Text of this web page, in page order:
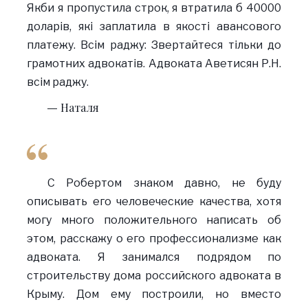
Якби я пропустила строк, я втратила б 40000
доларів, які заплатила в якості авансового
платежу. Всім раджу: Звертайтеся тільки до
грамотних адвокатів. Адвоката Аветисян Р.Н.
всім раджу.
Наталя
С Робертом знаком давно, не буду
описывать его человеческие качества, хотя
могу много положительного написать об
этом, расскажу о его профессионализме как
адвоката. Я занимался подрядом по
строительству дома российского адвоката в
Крыму. Дом ему построили, но вместо